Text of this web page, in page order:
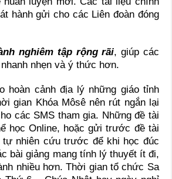
hành gửi cho các Liên đoàn đóng
nghiêm tập rộng rãi, giúp các
nhẹn và ý thức hơn.
hoàn cảnh địa lý những giáo tỉnh
gian Khóa Môsê nên rút ngắn lại
các SMS tham gia. Những đề tài
học Online, hoặc gửi trước đề tài
tự nhiên cứu trước để khi học đúc
bài giảng mang tính lý thuyết ít đi,
nhiều hơn. Thời gian tổ chức Sa